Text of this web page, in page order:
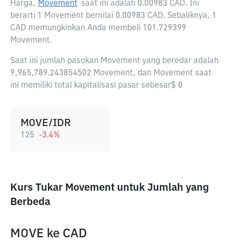
Harga, Movement saat ini adalah 0.00983 CAD. Ini
berarti 1 Movement bernilai 0.00983 CAD. Sebaliknya, 1
CAD memungkinkan Anda membeli 101.729399
Movement.
Saat ini jumlah pasokan Movement yang beredar adalah
9,965,789.243854502 Movement, dan Movement saat
ini memiliki total kapitalisasi pasar sebesar$ 0
MOVE/IDR
125 -3.4%
Kurs Tukar Movement untuk Jumlah yang
Berbeda
MOVE ke CAD